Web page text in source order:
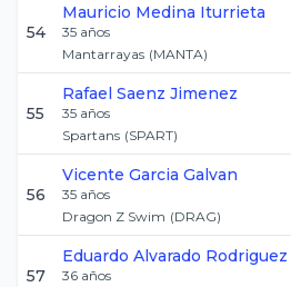
54
Mauricio Medina Iturrieta
35 años
Mantarrayas (MANTA)
55
Rafael Saenz Jimenez
35 años
Spartans (SPART)
56
Vicente Garcia Galvan
35 años
Dragon Z Swim (DRAG)
57
Eduardo Alvarado Rodriguez
36 años